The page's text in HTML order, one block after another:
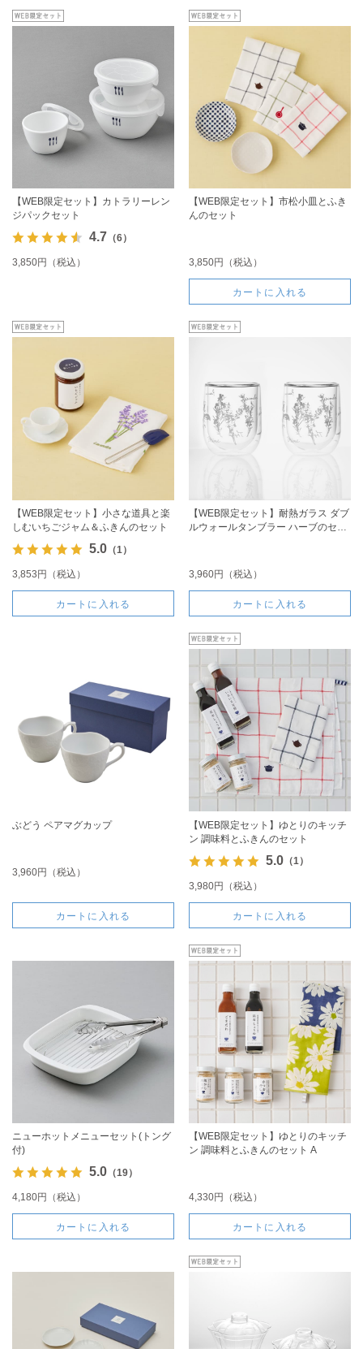
【WEB限定セット】カトラリーレン
ジパックセット
4.7 （6）
3,850円（税込）
【WEB限定セット】市松小皿とふき
んのセット
3,850円（税込）
カートに入れる
【WEB限定セット】小さな道具と楽
しむいちごジャム＆ふきんのセット
5.0（1）
3,853円（税込）
カートに入れる
【WEB限定セット】耐熱ガラス ダブ
ルウォールタンブラー ハーブのセッ
3,960円（税込）
カートに入れる
ぶどう ペアマグカップ
3,960円（税込）
カートに入れる
【WEB限定セット】ゆとりのキッチ
ン 調味料とふきんのセット
5.0（1）
3,980円（税込）
カートに入れる
ニューホットメニューセット(トング
付)
5.0（19）
4,180円（税込）
カートに入れる
【WEB限定セット】ゆとりのキッチ
ン 調味料とふきんのセット A
4,330円（税込）
カートに入れる